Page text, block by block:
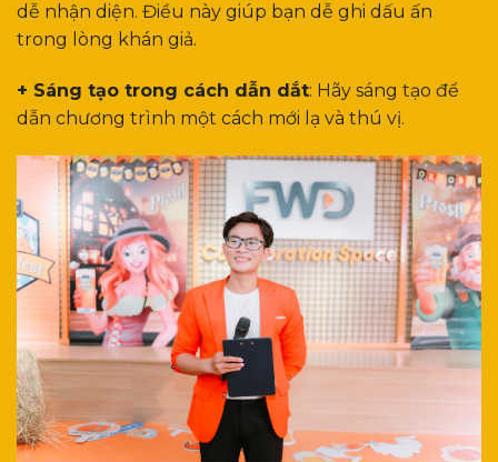
dễ nhận diện. Điều này giúp bạn dễ ghi dấu ấn
trong lòng khán giả.
+ Sáng tạo trong cách dẫn dắt: Hãy sáng tạo để
dẫn chương trình một cách mới lạ và thú vị.